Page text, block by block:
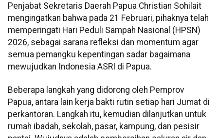
Penjabat Sekretaris Daerah Papua Christian Sohilait
mengingatkan bahwa pada 21 Februari, pihaknya telah
memperingati Hari Peduli Sampah Nasional (HPSN)
2026, sebagai sarana refleksi dan momentum agar
semua pemangku kepentingan sadar bagaimana
mewujudkan Indonesia ASRI di Papua.
Beberapa langkah yang didorong oleh Pemprov
Papua, antara lain kerja bakti rutin setiap hari Jumat di
perkantoran. Langkah itu, kemudian dilanjutkan untuk
rumah ibadah, sekolah, pasar, kampung, dan pesisir